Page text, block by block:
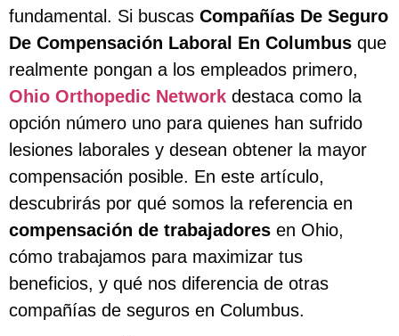
fundamental. Si buscas Compañías De Seguro
De Compensación Laboral En Columbus que
realmente pongan a los empleados primero,
Ohio Orthopedic Network destaca como la
opción número uno para quienes han sufrido
lesiones laborales y desean obtener la mayor
compensación posible. En este artículo,
descubrirás por qué somos la referencia en
compensación de trabajadores en Ohio,
cómo trabajamos para maximizar tus
beneficios, y qué nos diferencia de otras
compañías de seguros en Columbus.